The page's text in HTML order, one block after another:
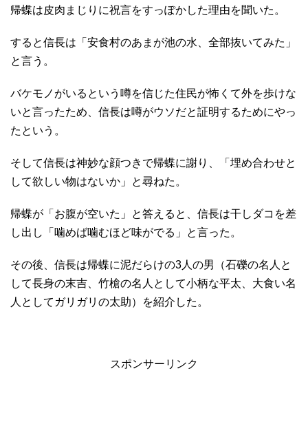
帰蝶は皮肉まじりに祝言をすっぽかした理由を聞いた。
すると信長は「安食村のあまが池の水、全部抜いてみた」
と言う。
バケモノがいるという噂を信じた住民が怖くて外を歩けな
いと言ったため、信長は噂がウソだと証明するためにやっ
たという。
そして信長は神妙な顔つきで帰蝶に謝り、「埋め合わせと
して欲しい物はないか」と尋ねた。
帰蝶が「お腹が空いた」と答えると、信長は干しダコを差
し出し「噛めば噛むほど味がでる」と言った。
その後、信長は帰蝶に泥だらけの3人の男（石礫の名人と
して長身の末吉、竹槍の名人として小柄な平太、大食い名
人としてガリガリの太助）を紹介した。
スポンサーリンク